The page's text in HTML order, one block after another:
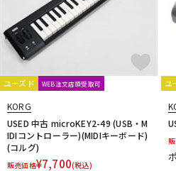
ユーズド WEB注文店頭受取可
KORG
USED 中古 microKEY2-49 (USB・M
IDIコントローラー)(MIDIキーボード)
(コルグ)
販売価格¥7,700(税込)
ユ